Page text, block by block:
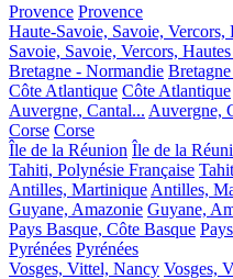
Provence Provence
Haute-Savoie, Savoie, Vercors,
Savoie, Savoie, Vercors,
Bretagne - Normandie
Côte Atlantique Côte Atlantique
Auvergne, Cantal... Auvergne,
Corse Corse
Île de la Réunion Île de la
Tahiti, Polynésie Française
Antilles, Martinique Antilles,
Guyane, Amazonie Guyane,
Pays Basque, Côte Basque
Pyrénées Pyrénées
Vosges, Vittel, Nancy Vosges,